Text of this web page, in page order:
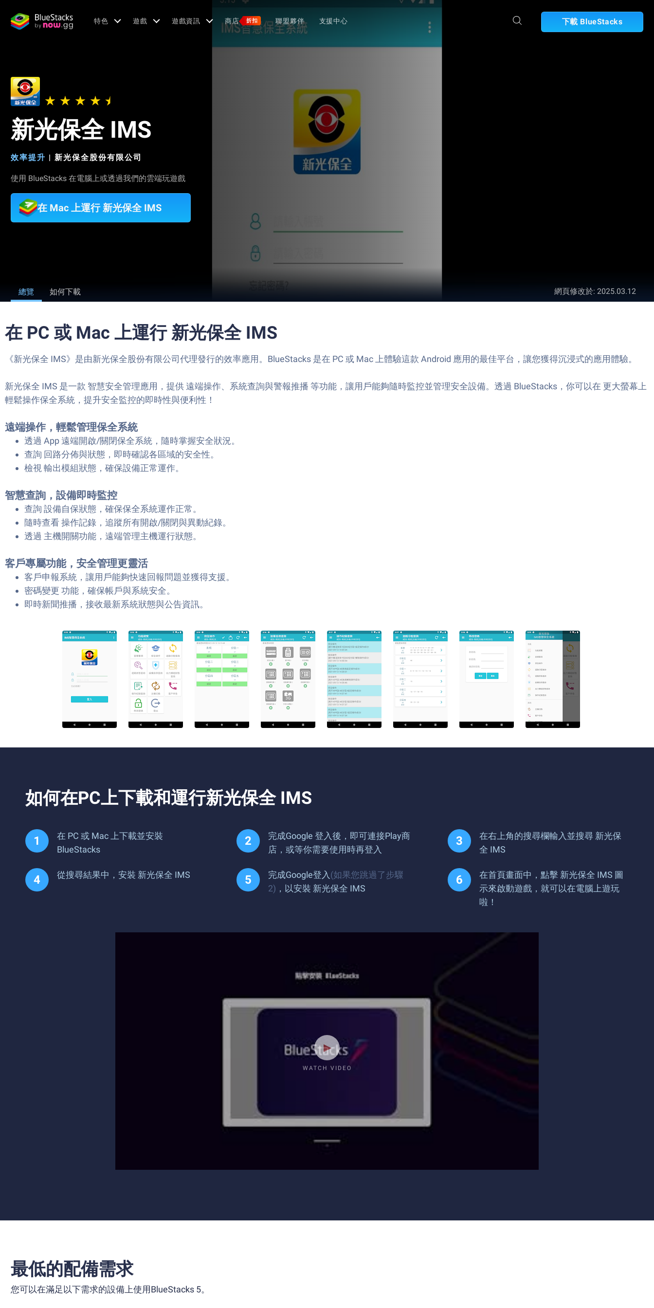
特色 遊戲 遊戲資訊 商店 折扣 聯盟夥伴 支援中心 下載 BlueStacks
新光保全 IMS
效率提升 | 新光保全股份有限公司
使用 BlueStacks 在電腦上或透過我們的雲端玩遊戲
在 Mac 上運行 新光保全 IMS
總覽 如何下載 網頁修改於: 2025.03.12
在 PC 或 Mac 上運行 新光保全 IMS
《新光保全 IMS》是由新光保全股份有限公司代理發行的效率應用。BlueStacks 是在 PC 或 Mac 上體驗這款 Android 應用的最佳平台，讓您獲得沉浸式的應用體驗。
新光保全 IMS 是一款 智慧安全管理應用，提供 遠端操作、系統查詢與警報推播 等功能，讓用戶能夠隨時監控並管理安全設備。透過 BlueStacks，你可以在 更大螢幕上
輕鬆操作保全系統，提升安全監控的即時性與便利性！
遠端操作，輕鬆管理保全系統
透過 App 遠端開啟/關閉保全系統，隨時掌握安全狀況。
查詢 回路分佈與狀態，即時確認各區域的安全性。
檢視 輸出模組狀態，確保設備正常運作。
智慧查詢，設備即時監控
查詢 設備自保狀態，確保保全系統運作正常。
隨時查看 操作記錄，追蹤所有開啟/關閉與異動紀錄。
透過 主機開關功能，遠端管理主機運行狀態。
客戶專屬功能，安全管理更靈活
客戶申報系統，讓用戶能夠快速回報問題並獲得支援。
密碼變更 功能，確保帳戶與系統安全。
即時新聞推播，接收最新系統狀態與公告資訊。
如何在PC上下載和運行新光保全 IMS
在 PC 或 Mac 上下載並安裝
BlueStacks
完成Google 登入後，即可連接Play商
店，或等你需要使用時再登入
在右上角的搜尋欄輸入並搜尋 新光保
全 IMS
從搜尋結果中，安裝 新光保全 IMS 完成Google登入 (如果您跳過了步驟
2) ，以安裝 新光保全 IMS
在首頁畫面中，點擊 新光保全 IMS 圖
示來啟動遊戲，就可以在電腦上遊玩
啦！
WATCH VIDEO
最低的配備需求
您可以在滿足以下需求的設備上使用BlueStacks 5。